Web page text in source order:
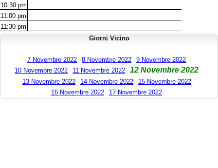
10:30 pm
11:00 pm
11:30 pm
Giorni Vicino
7 Novembre 2022 8 Novembre 2022
9 Novembre 2022
10 Novembre 2022
11 Novembre 2022 12 Novembre 2022
13 Novembre 2022 14 Novembre 2022
15 Novembre 2022
16 Novembre 2022
17 Novembre 2022